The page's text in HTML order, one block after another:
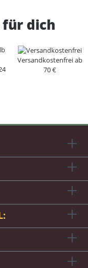
dich
Versandkostenfrei ab
70 €